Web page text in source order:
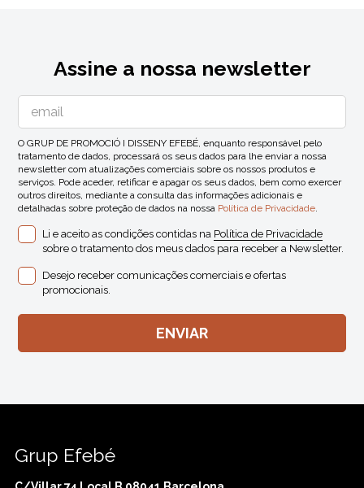
Assine a nossa newsletter
O GRUP DE PROMOCIÓ I DISSENY EFEBÉ, enquanto responsável pelo
tratamento de dados, processará os seus dados para lhe enviar a nossa
newsletter com atualizações comerciais sobre os nossos produtos e
serviços. Pode aceder, retificar e apagar os seus dados, bem como exercer
outros direitos, mediante a consulta das informações adicionais e
detalhadas sobre proteção de dados na nossa Política de Privacidade.
Li e aceito as condições contidas na Política de Privacidade
sobre o tratamento dos meus dados para receber a Newsletter.
Desejo receber comunicações comerciais e ofertas
promocionais.
Grup Efebé